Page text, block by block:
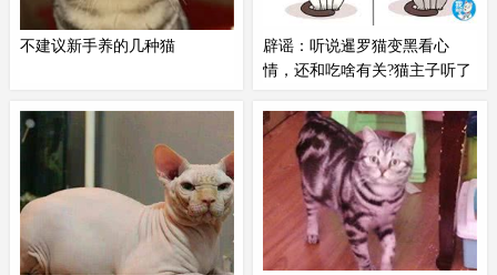
不建议新手养的几种猫
孤独的焦虑品种概述：
种活泼、热情的猫咪品种。它们对
主人有着强烈的依赖感，喜欢与人
互动和玩耍。然而，这种强烈的依
赖感也意味着它们需要更多的关注
和陪伴。健康风险： 暹罗猫本身并
没有明显的遗传性疾病风险，但
辟谣：听说暹罗猫变黑看心
情，还和吃啥有关?猫主子听了
里就跟没养一样。但偏偏有一种
猫，常常会让你怀疑它是不是每天
背着你出门打工了，不是在西山挖
过煤，就是在东山见过鬼。没错，
它就是常年“印堂发黑”的
暹罗猫 。
一、变黑真的不是种唯心活动首
先...